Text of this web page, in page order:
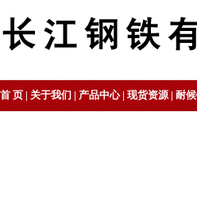
首 页|关于我们|产品中心|现货资源|耐